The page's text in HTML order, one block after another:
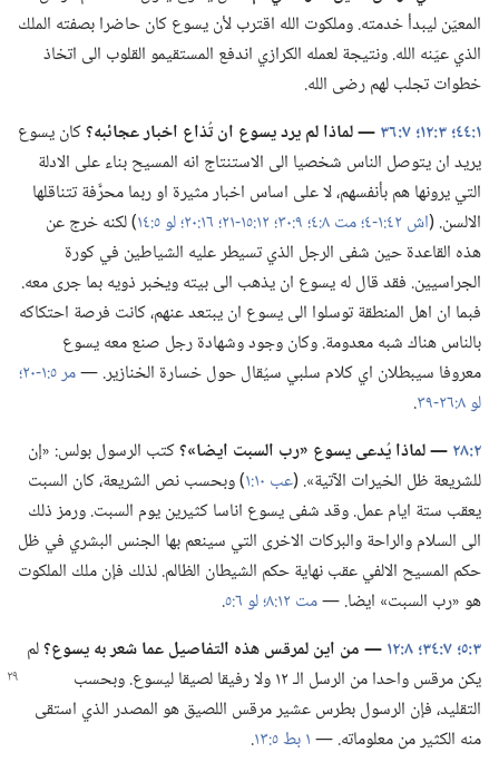
المعيّن ليبدأ خدمته.‏ وملكوت الله اقترب لأن يسوع كان حاضرا بصفته الملك
الذي عيّنه الله.‏ ونتيجة لعمله الكرازي اندفع المستقيمو القلوب الى اتخاذ
خطوات تجلب لهم رضى الله.‏
١:‏٤٤؛‏
٣:‏١٢؛‏ ٧:‏٣٦ ‏—‏ لماذا لم يرد يسوع ان تُذاع اخبار عجائبه؟‏كان يسوع
يريد ان يتوصل الناس شخصيا الى الاستنتاج انه المسيح بناء على الادلة
التي يرونها هم بأنفسهم،‏ لا على اساس اخبار مثيرة او ربما محرَّفة تتناقلها
الالسن.‏ (‏اش ٤٢:‏١-‏٤؛‏ مت ٨:‏٤؛‏ لو ٥:‏١٤
‏)‏ لكنه خرج عن
هذه القاعدة حين شفى الرجل الذي تسيطر عليه الشياطين في كورة
الجراسيين.‏ فقد قال له يسوع ان يذهب الى بيته ويخبر ذويه بما جرى معه.‏
فبما ان اهل المنطقة توسلوا الى يسوع ان يبتعد عنهم،‏ كانت فرصة احتكاكه
بالناس هناك شبه معدومة.‏ وكان وجود وشهادة رجل صنع معه يسوع
معروفا سيبطلان اي كلام سلبي سيُقال حول خسارة الخنازير.‏ —‏مر ٥:‏١-‏٢٠؛‏
لو ٨:‏٢٦-‏٣٩
‏.‏
٢:‏٢٨
‏—‏ لماذا يُدعى يسوع «رب السبت ايضا»؟‏كتب الرسول بولس:‏ «إن
للشريعة ظل الخيرات الآتية».‏ (‏عب ١٠:‏١
‏)‏ وبحسب نص الشريعة،‏ كان السبت
يعقب ستة ايام عمل.‏ وقد شفى يسوع اناسا كثيرين يوم السبت.‏ ورمز ذلك
الى السلام والراحة والبركات الاخرى التي سينعم بها الجنس البشري في ظل
حكم المسيح الالفي عقب نهاية حكم الشيطان الظالم.‏ لذلك فإن ملك الملكوت
هو «رب السبت» ايضا.‏ —‏مت ١٢:‏٨؛‏ لو ٦:‏٥
‏.‏
٣:‏٥؛‏
٧:‏٣٤؛‏ ٨:‏١٢ ‏—‏ من اين لمرقس هذه التفاصيل عما شعر به يسوع؟‏لم
يكن مرقس واحدا
من الرسل الـ‍ ١٢ ولا رفيقا لصيقا ليسوع.‏ وبحسب
التقليد،‏ فإن الرسول بطرس عشير مرقس اللصيق هو المصدر الذي استقى
منه الكثير من معلوماته.‏ —‏١ بط ٥:‏١٣
‏.‏